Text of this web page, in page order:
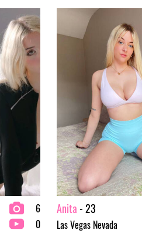
6
0
Anita- 23
Las Vegas Nevada